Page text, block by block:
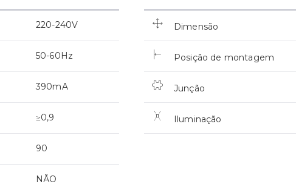
220-240V
50-60Hz
390mA
≥0,9
90
NÃO
Dimensão
Posição de montagem
Junção
Iluminação